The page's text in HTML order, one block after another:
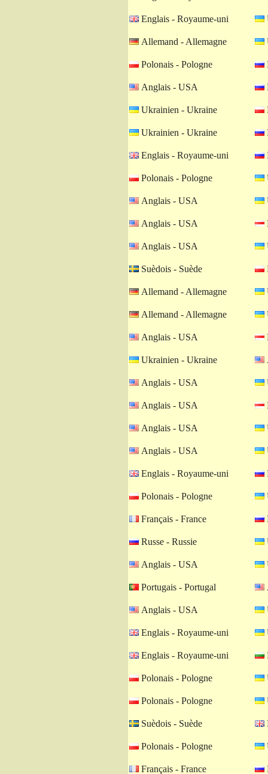
Englais - Royaume-uni
Allemand - Allemagne
Polonais - Pologne
Anglais - USA
Ukrainien - Ukraine
Ukrainien - Ukraine
Englais - Royaume-uni
Polonais - Pologne
Anglais - USA
Anglais - USA
Anglais - USA
Suèdois - Suède
Allemand - Allemagne
Allemand - Allemagne
Anglais - USA
Ukrainien - Ukraine
Anglais - USA
Anglais - USA
Anglais - USA
Anglais - USA
Englais - Royaume-uni
Polonais - Pologne
Français - France
Russe - Russie
Anglais - USA
Portugais - Portugal
Anglais - USA
Englais - Royaume-uni
Englais - Royaume-uni
Polonais - Pologne
Polonais - Pologne
Suèdois - Suède
Polonais - Pologne
Français - France